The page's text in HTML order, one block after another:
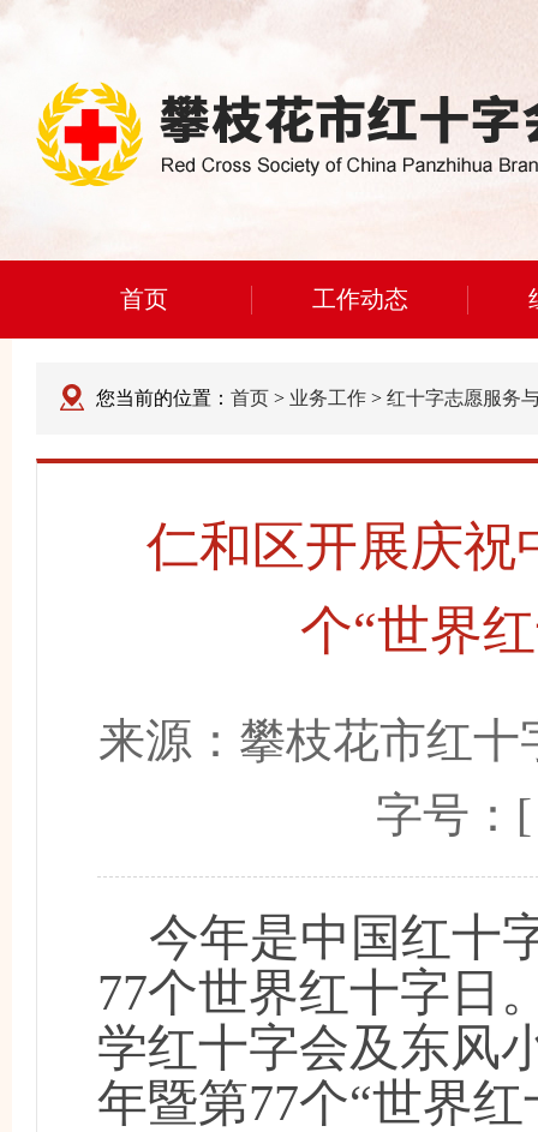
首页 工作动态
您当前的位置： 首页 > 业务工作 > 红十字志愿服务
仁和区开展庆祝
个“世界
来源： 攀枝花市红十
字号
今年是中国红十
77个世界红十字日
学红十字会及东风
年暨第77个“世界